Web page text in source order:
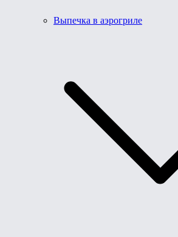
Выпечка в аэрогриле